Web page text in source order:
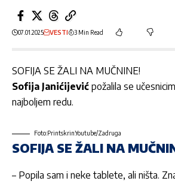
07.01.2025 VESTI 3 Min Read
SOFIJA SE ŽALI NA MUČNINE!
Sofija Janićijević požalila se
najboljem redu.
Foto:Printskrin:Youtube/Zadruga
SOFIJA SE ŽALI NA
– Popila sam i neke tablete, ali ništa.